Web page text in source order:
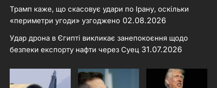
Трамп каже, що скасовує удари по Ірану, оскільки
«периметри угоди» узгоджено 02.08.2026
Удар дрона в Єгипті викликає занепокоєння щодо
безпеки експорту нафти через Суец 31.07.2026